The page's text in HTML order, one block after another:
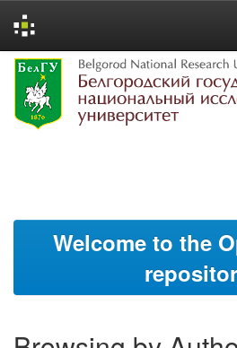
Skip
navigation
Welcome to the